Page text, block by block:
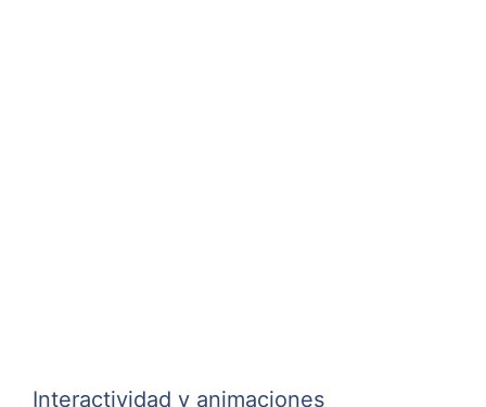
Interactividad y animaciones